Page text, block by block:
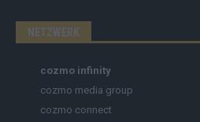
NETZWERK
cozmo infinity
cozmo media group
cozmo connect